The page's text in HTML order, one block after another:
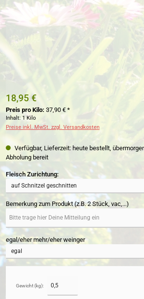
18,95 €
Preis pro Kilo: 37,90 € *
Inhalt: 1 Kilo
Preise inkl. MwSt. zzgl. Versandkosten
Verfügbar, Lieferzeit: heute bestellt,
Abholung bereit
Fleisch Zurichtung:auswählen
Bemerkung zum Produkt (z.B. 2 Stück, vac,...)
egal/eher mehr/eher weinger
Gewicht (kg):